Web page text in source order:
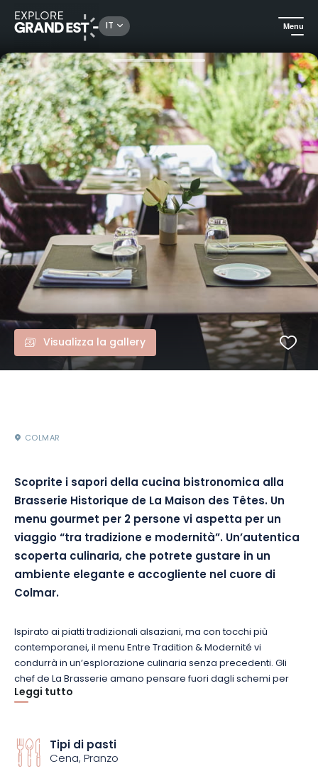
IT Menu
I vegetariani sono i benvenuti Menu Entre Tradition & Modernité - La Brasserie Historique
Visualizza la gallery
COLMAR
Scoprite i sapori della cucina bistronomica alla
Brasserie Historique de La Maison des Têtes. Un
menu gourmet per 2 persone vi aspetta per un
viaggio “tra tradizione e modernità”. Un’autentica
scoperta culinaria, che potrete gustare in un
ambiente elegante e accogliente nel cuore di
Colmar.
Ispirato ai piatti tradizionali alsaziani, ma con tocchi più
contemporanei, il menu Entre Tradition & Modernité vi
condurrà in un’esplorazione culinaria senza precedenti. Gli
chef de La Brasserie amano pensare fuori dagli schemi per
rivisitare i classici piatti alsaziani, ottenendo una cucina fresca
Per farvi condividere questa esperienza di gusto, il cofanetto
Leggi tutto
Tipi di pasti
Cena, Pranzo